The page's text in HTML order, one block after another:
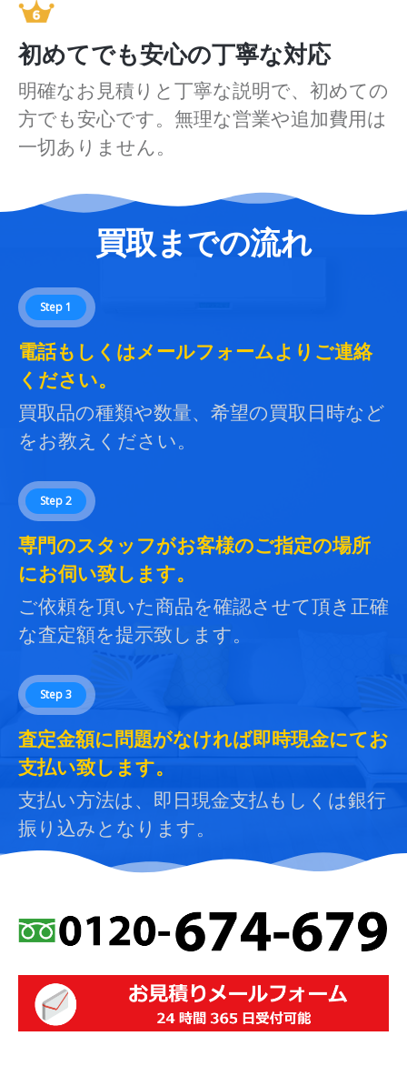
初めてでも安心の丁寧な対応
明確なお見積りと丁寧な説明で、初めての
方でも安心です。無理な営業や追加費用は
一切ありません。
買取までの流れ
Step 1
電話もしくはメールフォームよりご連絡
ください。
買取品の種類や数量、希望の買取日時など
をお教えください。
Step 2
専門のスタッフがお客様のご指定の場所
にお伺い致します。
ご依頼を頂いた商品を確認させて頂き正確
な査定額を提示致します。
Step 3
査定金額に問題がなければ即時現金にてお
支払い致します。
支払い方法は、即日現金支払もしくは銀行
振り込みとなります。